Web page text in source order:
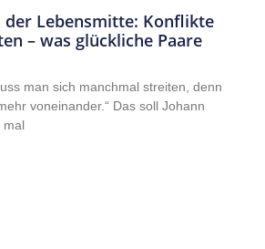
Lebensmitte: Konflikte
– was glückliche Paare
man sich manchmal streiten, denn
voneinander.“ Das soll Johann
mal